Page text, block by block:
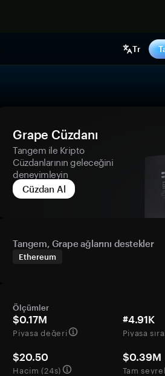
Tr
Grape Cüzdanı
Tangem ile Kripto
Cüzdanlarının geleceğini
deneyimleyin
Cüzdan Al
Tangem, Grape ağlarını destekler
Ethereum
Ölçümler
$0.17M
Piyasa değeri
#4.91K
Piyasa
$20.50
Hacim (24s)
$0.39M